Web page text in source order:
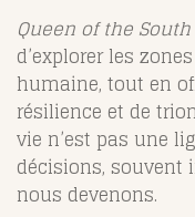
Queen of the South
d’explorer les
humaine, tout en
résilience et de
vie n’est pas une
décisions, souvent
nous devenons.